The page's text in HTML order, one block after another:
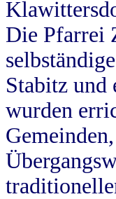
Die Pfarrei
Stabitz
wurden